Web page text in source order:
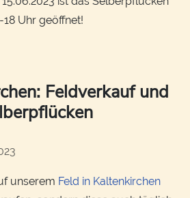
Uhr geöffnet!
Feldverkauf und
unserem Feld in Kaltenkirchen